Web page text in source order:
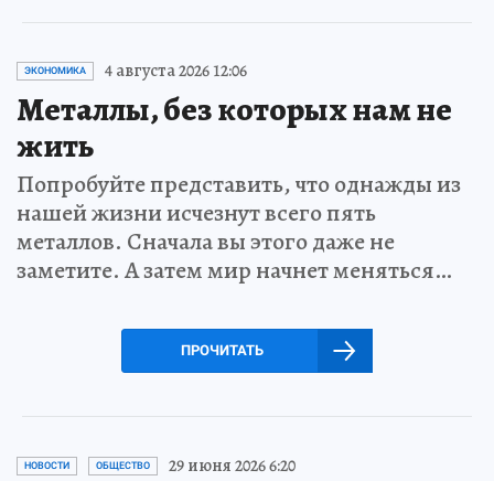
ЭКОНОМИКА 4 августа 2026 12:06
Металлы, без которых нам не
жить
Попробуйте представить, что однажды из
нашей жизни исчезнут всего пять
металлов. Сначала вы этого даже не
заметите. А затем мир начнет меняться…
ПРОЧИТАТЬ
НОВОСТИ ОБЩЕСТВО 29 июня 2026 6:20